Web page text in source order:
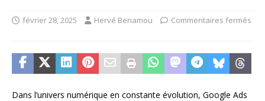
février 28, 2025 Hervé Benamou Commentaires fermés
Dans l’univers numérique en constante évolution, Google Ads